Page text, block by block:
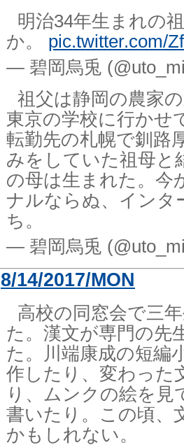
明治34年生まれの
か。 pic.twitter.com/
— 碧岡烏兎
祖父は静岡の農家
東京の学校に行かせ
転勤先の札幌で釧路
みをしていた祖母と
の母は生まれた。今
ナルならぬ、インタ
ち。
— 碧岡烏兎
8/14/2017/MON
高校の同窓会で三
た。漢文が専門の先
た。川端康成の短編
作したり、変わった
り、ムンクの絵を見
書いたり。この頃、
かもしれない。